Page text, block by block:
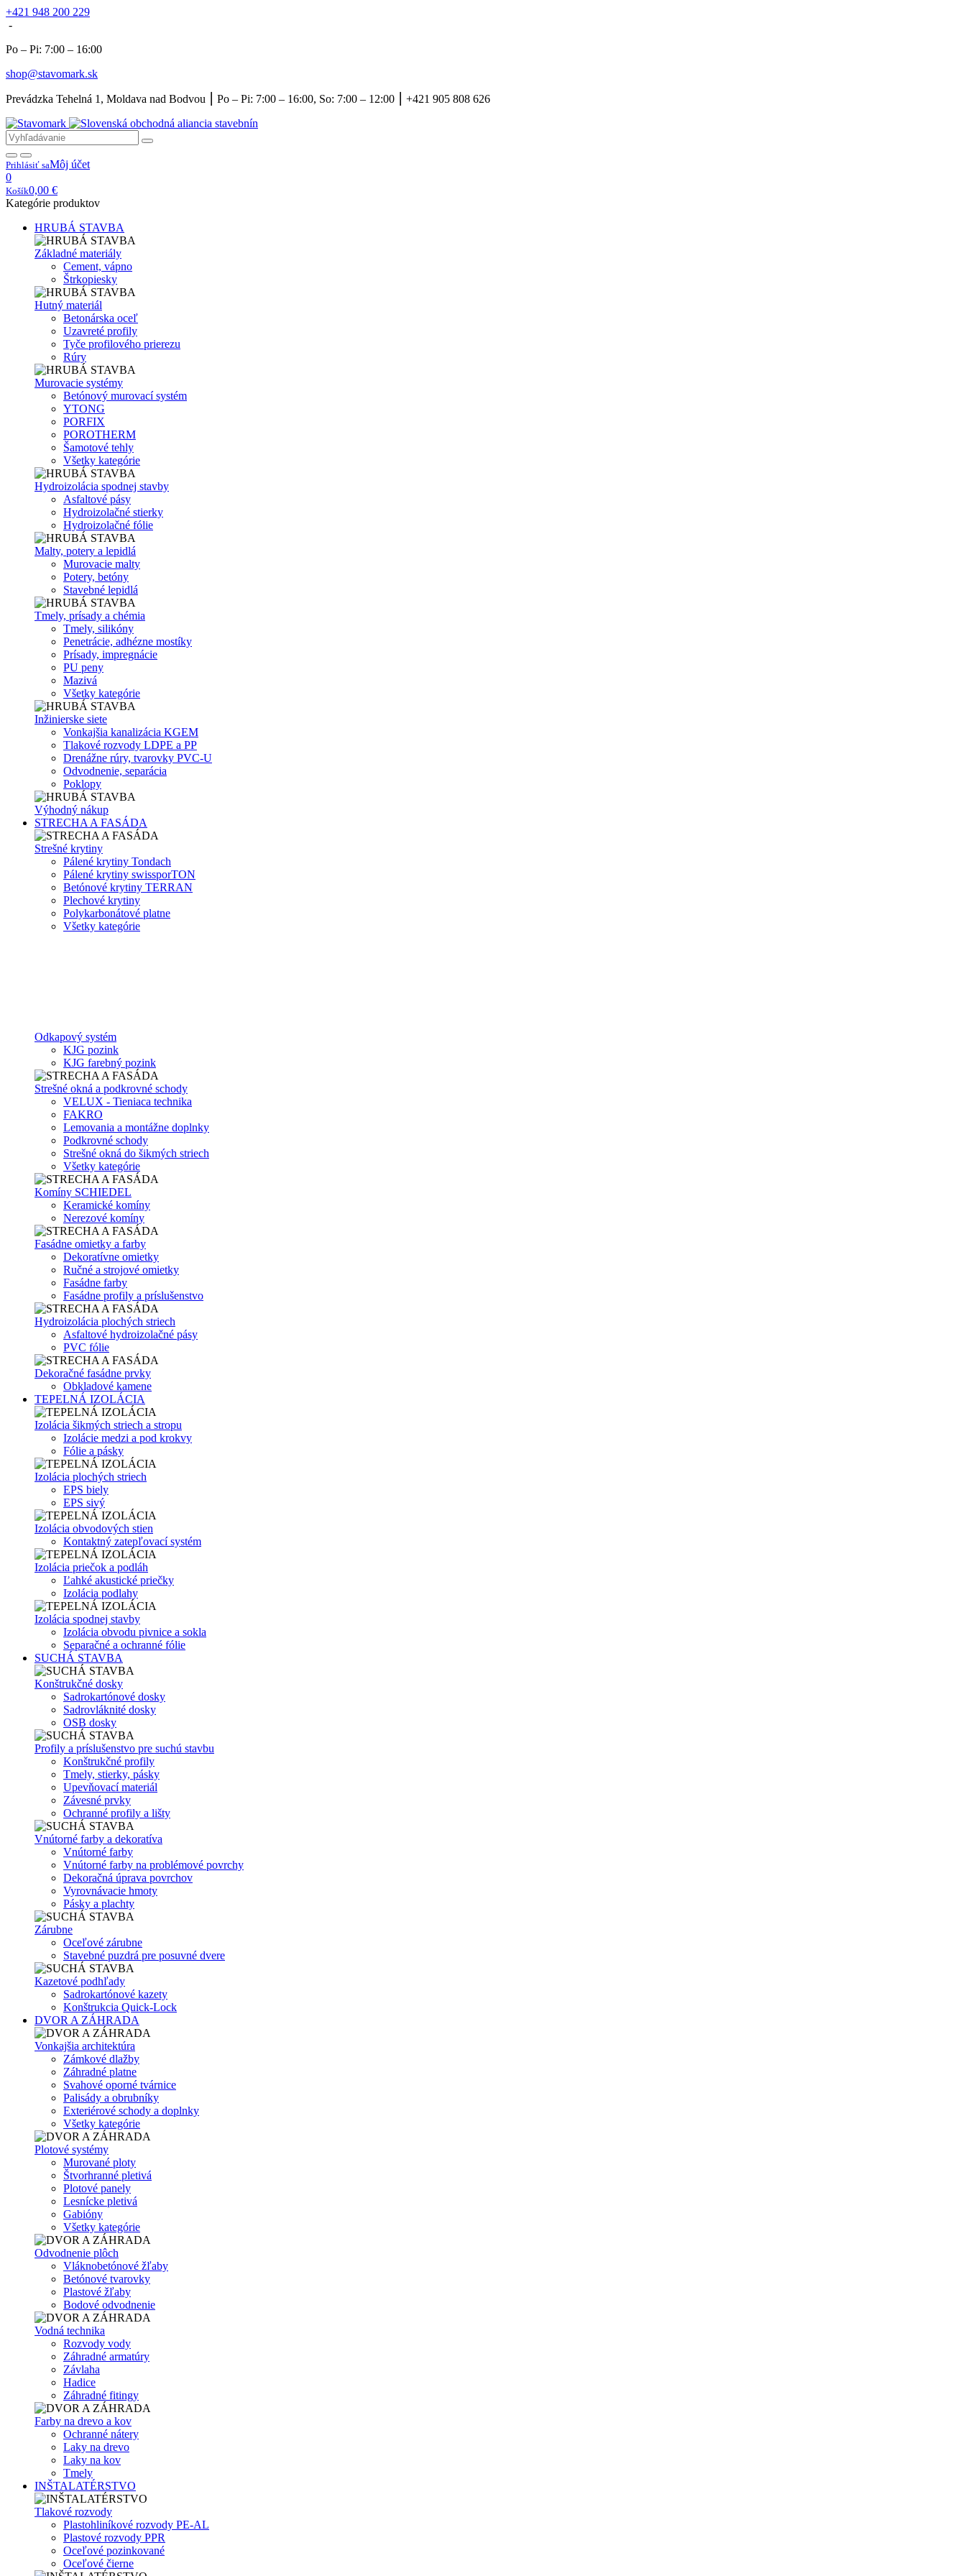
+421 948 200 229
-
Po – Pi: 7:00 – 16:00
shop@stavomark.sk
Prevádzka Tehelná 1, Moldava nad Bodvou ⎮ Po – Pi: 7:00 – 16:00, So: 7:00 – 12:00 ⎮ +421 905 808 626
Prihlásiť saMôj účet
0
Košík0,00 €
Kategórie produktov
HRUBÁ STAVBA
Základné materiály
Cement, vápno
Štrkopiesky
Hutný materiál
Betonárska oceľ
Uzavreté profily
Tyče profilového prierezu
Rúry
Murovacie systémy
Betónový murovací systém
YTONG
PORFIX
POROTHERM
Šamotové tehly
Všetky kategórie
Hydroizolácia spodnej stavby
Asfaltové pásy
Hydroizolačné stierky
Hydroizolačné fólie
Malty, potery a lepidlá
Murovacie malty
Potery, betóny
Stavebné lepidlá
Tmely, prísady a chémia
Tmely, silikóny
Penetrácie, adhézne mostíky
Prísady, impregnácie
PU peny
Mazivá
Všetky kategórie
Inžinierske siete
Vonkajšia kanalizácia KGEM
Tlakové rozvody LDPE a PP
Drenážne rúry, tvarovky PVC-U
Odvodnenie, separácia
Poklopy
Výhodný nákup
STRECHA A FASÁDA
Strešné krytiny
Pálené krytiny Tondach
Pálené krytiny swissporTON
Betónové krytiny TERRAN
Plechové krytiny
Polykarbonátové platne
Všetky kategórie
Odkapový systém
KJG pozink
KJG farebný pozink
Strešné okná a podkrovné schody
VELUX - Tieniaca technika
FAKRO
Lemovania a montážne doplnky
Podkrovné schody
Strešné okná do šikmých striech
Všetky kategórie
Komíny SCHIEDEL
Keramické komíny
Nerezové komíny
Fasádne omietky a farby
Dekoratívne omietky
Ručné a strojové omietky
Fasádne farby
Fasádne profily a príslušenstvo
Hydroizolácia plochých striech
Asfaltové hydroizolačné pásy
PVC fólie
Dekoračné fasádne prvky
Obkladové kamene
TEPELNÁ IZOLÁCIA
Izolácia šikmých striech a stropu
Izolácie medzi a pod krokvy
Fólie a pásky
Izolácia plochých striech
EPS biely
EPS sivý
Izolácia obvodových stien
Kontaktný zatepľovací systém
Izolácia priečok a podláh
Ľahké akustické priečky
Izolácia podlahy
Izolácia spodnej stavby
Izolácia obvodu pivnice a sokla
Separačné a ochranné fólie
SUCHÁ STAVBA
Konštrukčné dosky
Sadrokartónové dosky
Sadrovláknité dosky
OSB dosky
Profily a príslušenstvo pre suchú stavbu
Konštrukčné profily
Tmely, stierky, pásky
Upevňovací materiál
Závesné prvky
Ochranné profily a lišty
Vnútorné farby a dekoratíva
Vnútorné farby
Vnútorné farby na problémové povrchy
Dekoračná úprava povrchov
Vyrovnávacie hmoty
Pásky a plachty
Zárubne
Oceľové zárubne
Stavebné puzdrá pre posuvné dvere
Kazetové podhľady
Sadrokartónové kazety
Konštrukcia Quick-Lock
DVOR A ZÁHRADA
Vonkajšia architektúra
Zámkové dlažby
Záhradné platne
Svahové oporné tvárnice
Palisády a obrubníky
Exteriérové schody a doplnky
Všetky kategórie
Plotové systémy
Murované ploty
Štvorhranné pletivá
Plotové panely
Lesnícke pletivá
Gabióny
Všetky kategórie
Odvodnenie plôch
Vláknobetónové žľaby
Betónové tvarovky
Plastové žľaby
Bodové odvodnenie
Vodná technika
Rozvody vody
Záhradné armatúry
Závlaha
Hadice
Záhradné fitingy
Farby na drevo a kov
Ochranné nátery
Laky na drevo
Laky na kov
Tmely
INŠTALATÉRSTVO
Tlakové rozvody
Plastohliníkové rozvody PE-AL
Plastové rozvody PPR
Oceľové pozinkované
Oceľové čierne